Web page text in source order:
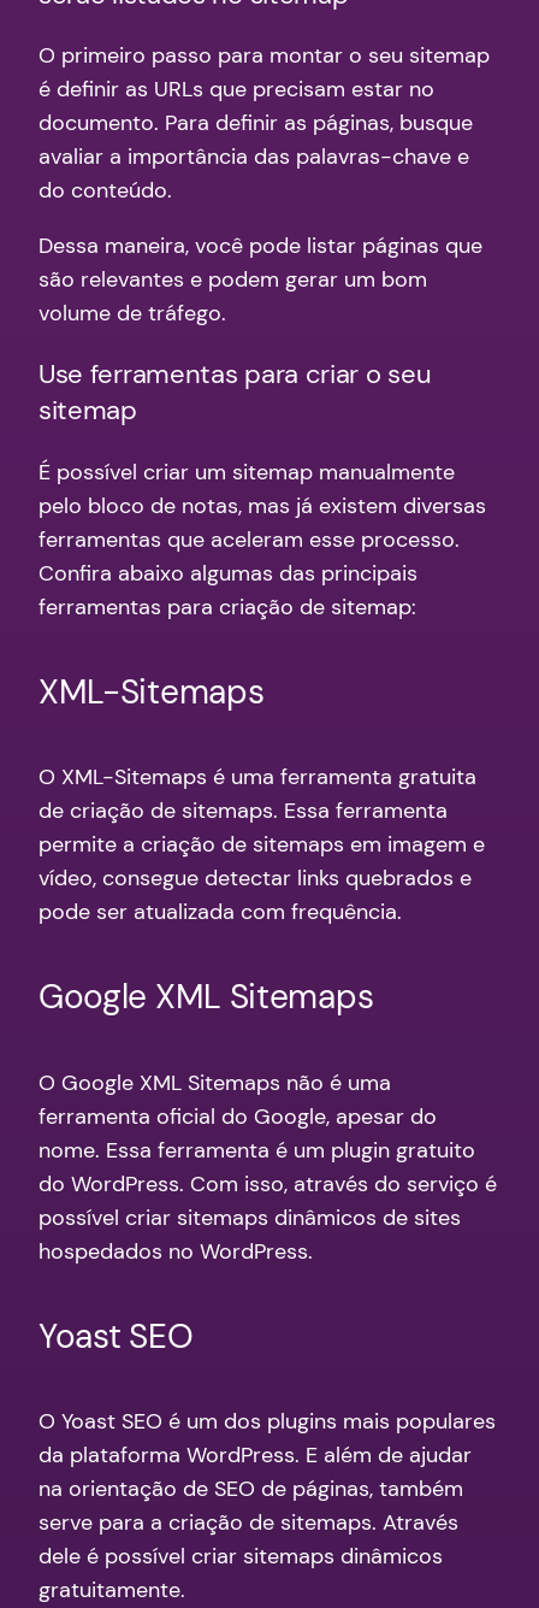
O primeiro passo para montar o seu sitemap
é definir as URLs que precisam estar no
documento. Para definir as páginas, busque
avaliar a importância das palavras-chave e
do conteúdo.
Dessa maneira, você pode listar páginas que
são relevantes e podem gerar um bom
volume de tráfego.
Use ferramentas para criar o seu
sitemap
É possível criar um sitemap manualmente
pelo bloco de notas, mas já existem diversas
ferramentas que aceleram esse processo.
Confira abaixo algumas das principais
ferramentas para criação de sitemap:
XML-Sitemaps
O XML-Sitemaps é uma ferramenta gratuita
de criação de sitemaps. Essa ferramenta
permite a criação de sitemaps em imagem e
vídeo, consegue detectar links quebrados e
pode ser atualizada com frequência.
Google XML Sitemaps
O Google XML Sitemaps não é uma
ferramenta oficial do Google, apesar do
nome. Essa ferramenta é um plugin gratuito
do WordPress. Com isso, através do serviço é
possível criar sitemaps dinâmicos de sites
hospedados no WordPress.
Yoast SEO
O Yoast SEO é um dos plugins mais populares
da plataforma WordPress. E além de ajudar
na orientação de SEO de páginas, também
serve para a criação de sitemaps. Através
dele é possível criar sitemaps dinâmicos
gratuitamente.